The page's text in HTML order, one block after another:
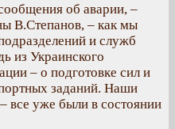
об аварии, –
В.Степанов, – как мы
и служб
из Украинского
– о подготовке сил и
заданий. Наши
все уже были в состоянии